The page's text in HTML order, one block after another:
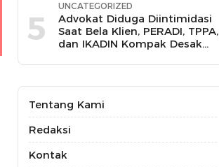
5
UNCATEGORIZED
Advokat Diduga Diintimidasi
Saat Bela Klien, PERADI, TPPA,
dan IKADIN Kompak Desak
Dugaan Premanisme
Tentang Kami
Redaksi
Kontak